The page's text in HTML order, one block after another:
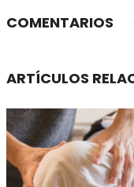
COMENTARIOS
ARTÍCULOS